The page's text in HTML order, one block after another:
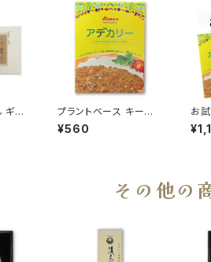
ギフ
プラントベース キーマ
カレー「アデカリー」
¥560
お試
ー計
その他の